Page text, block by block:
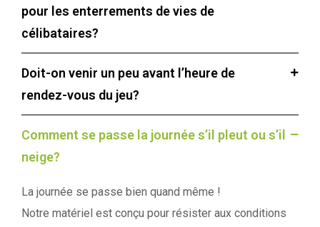
pour les enterrements de vies de
célibataires?
Doit-on venir un peu avant l’heure de
rendez-vous du jeu?
Comment se passe la journée s’il pleut ou s’il
neige?
La journée se passe bien quand même !
Notre matériel est conçu pour résister aux conditions